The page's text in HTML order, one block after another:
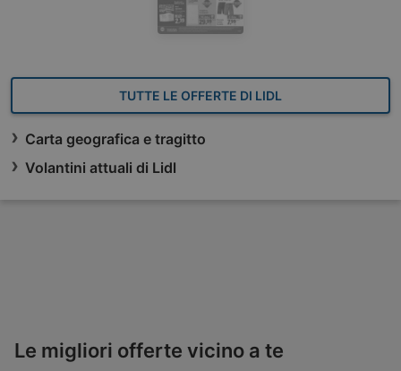
TUTTE LE OFFERTE DI LIDL
Carta geografica e tragitto
Volantini attuali di Lidl
Le migliori offerte vicino a te